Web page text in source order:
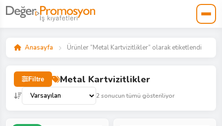
Anasayfa Ürünler “Metal Kartvizitlikler” olarak etiketlendi
Filtre Metal Kartvizitlikler
2 sonucun tümü gösteriliyor